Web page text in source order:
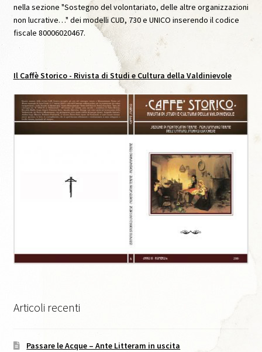
Caffè Storico
Caffè Storico, IX, Agosto 2020
Caffè Storico, VII, Settembre 2019
Caffè Storico, VIII, Dicembre 2019
Caffè Storico, XI, 2021
Caffè Storico, XIII, 2022
Caffè Storico, XIX, 2026
nella sezione "Sostegno del volontariato, delle altre organizzazioni
non lucrative…" dei modelli CUD, 730 e UNICO inserendo il codice
fiscale 80006020467.
Il Caffè Storico- Rivista di Studi e Cultura della Valdinievole
Articoli recenti
Passare le Acque – Ante Litteram in uscita